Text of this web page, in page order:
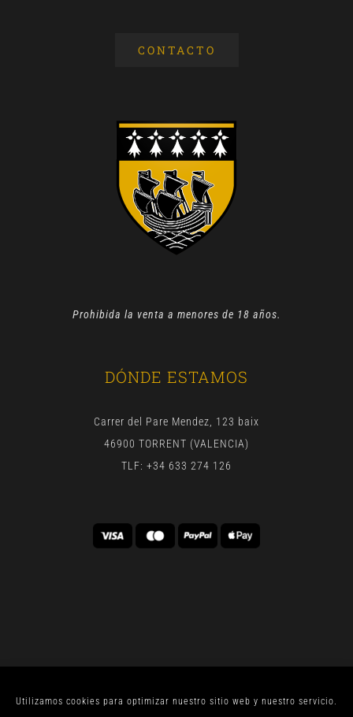
Utilizamos cookies para optimizar nuestro sitio web y nuestro servicio.
CONTACTO
Prohibida la venta a menores de 18 años.
DÓNDE ESTAMOS
Carrer del Pare Mendez, 123 baix
46900 TORRENT (VALENCIA)
TLF: +34 633 274 126